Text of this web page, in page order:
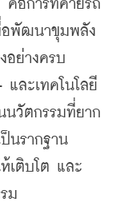
คือการที่ค่ายรถ
อพัฒนาขุมพลัง
อย่างครบ
ละเทคโนโลยี
นวัตกรรมที่ยาก
นรากฐาน
เติบโต และ
ม